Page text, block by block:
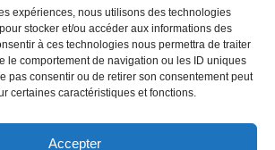
expériences, nous utilisons des technologies
stocker et/ou accéder aux informations des
à ces technologies nous permettra de traiter
le comportement de navigation ou les ID uniques
pas consentir ou de retirer son consentement peut
certaines caractéristiques et fonctions.
Accepter
Battle: Top Scorers
Honors
football stadiums serve as